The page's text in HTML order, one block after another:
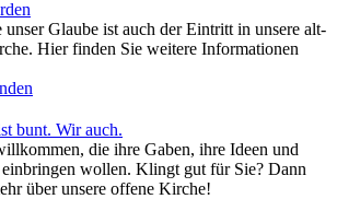
unser Glaube ist auch der Eintritt in unsere alt-
Hier finden Sie weitere Informationen
bunt. Wir auch.
die ihre Gaben, ihre Ideen und
wollen. Klingt gut für Sie? Dann
über unsere offene Kirche!